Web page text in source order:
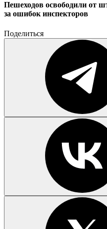
Пешеходов освободили от
за ошибок инспекторов
Поделиться